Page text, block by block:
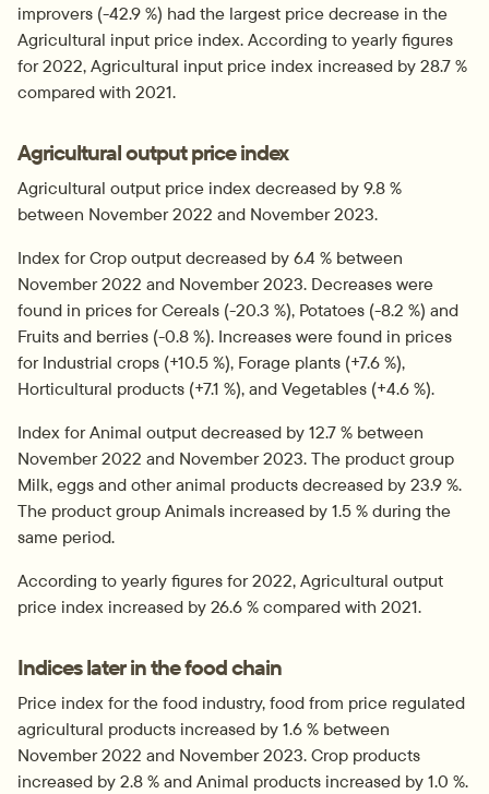
improvers (-42.9 %) had the largest price decrease in the
Agricultural input price index. According to yearly figures
for 2022, Agricultural input price index increased by 28.7 %
compared with 2021.
Agricultural output price index
Agricultural output price index decreased by 9.8 %
between November 2022 and November 2023.
Index for Crop output decreased by 6.4 % between
November 2022 and November 2023. Decreases were
found in prices for Cereals (-20.3 %), Potatoes (-8.2 %) and
Fruits and berries (-0.8 %). Increases were found in prices
for Industrial crops (+10.5 %), Forage plants (+7.6 %),
Horticultural products (+7.1 %), and Vegetables (+4.6 %).
Index for Animal output decreased by 12.7 % between
November 2022 and November 2023. The product group
Milk, eggs and other animal products decreased by 23.9 %.
The product group Animals increased by 1.5 % during the
same period.
According to yearly figures for 2022, Agricultural output
price index increased by 26.6 % compared with 2021.
Indices later in the food chain
Price index for the food industry, food from price regulated
agricultural products increased by 1.6 % between
November 2022 and November 2023. Crop products
increased by 2.8 % and Animal products increased by 1.0 %.